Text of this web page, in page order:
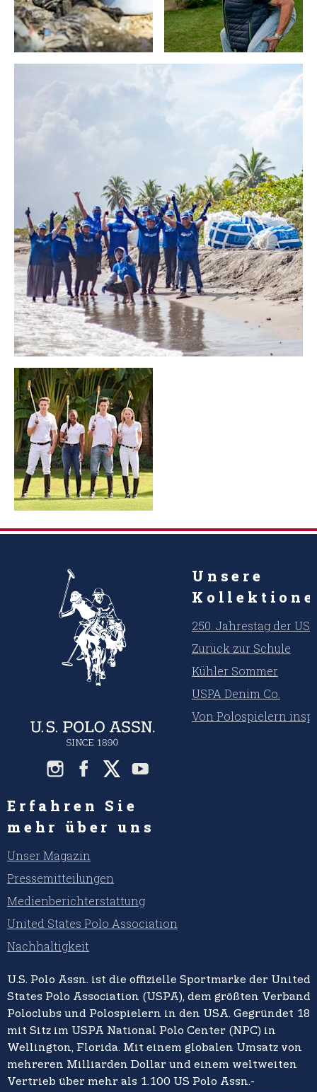
Unsere
250. Jahrestag der
Zurück zur Schule
Kühler Sommer
USPA Denim Co.
Von Polospielern
Erfahren Sie
mehr über uns
Unser Magazin
Pressemitteilungen
Medienberichterstattung
United States Polo Association
Nachhaltigkeit
U.S. Polo Assn. ist die offizielle Sportmarke der United
States Polo Association (USPA), dem größten Verband
Poloclubs und Polospielern in den USA. Gegründet
mit Sitz im USPA National Polo Center (NPC) in
Wellington, Florida. Mit einem globalen Umsatz von
mehreren Milliarden Dollar und einem weltweiten
Vertrieb über mehr als 1.100 US Polo Assn.-